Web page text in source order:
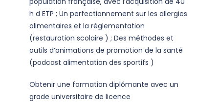
h d ETP ; Un perfectionnement sur les allergies
alimentaires et la règlementation
(restauration scolaire ) ; Des méthodes et
outils d’animations de promotion de la santé
(podcast alimentation des sportifs )
Obtenir une formation diplômante avec un
grade universitaire de licence